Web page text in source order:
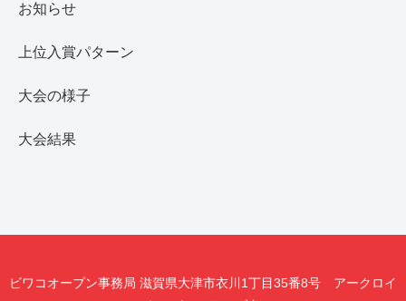
お知らせ
上位入賞パターン
大会の様子
大会結果
ビワコオープン事務局 滋賀県大津市衣川1丁目35番8号 アークロイ